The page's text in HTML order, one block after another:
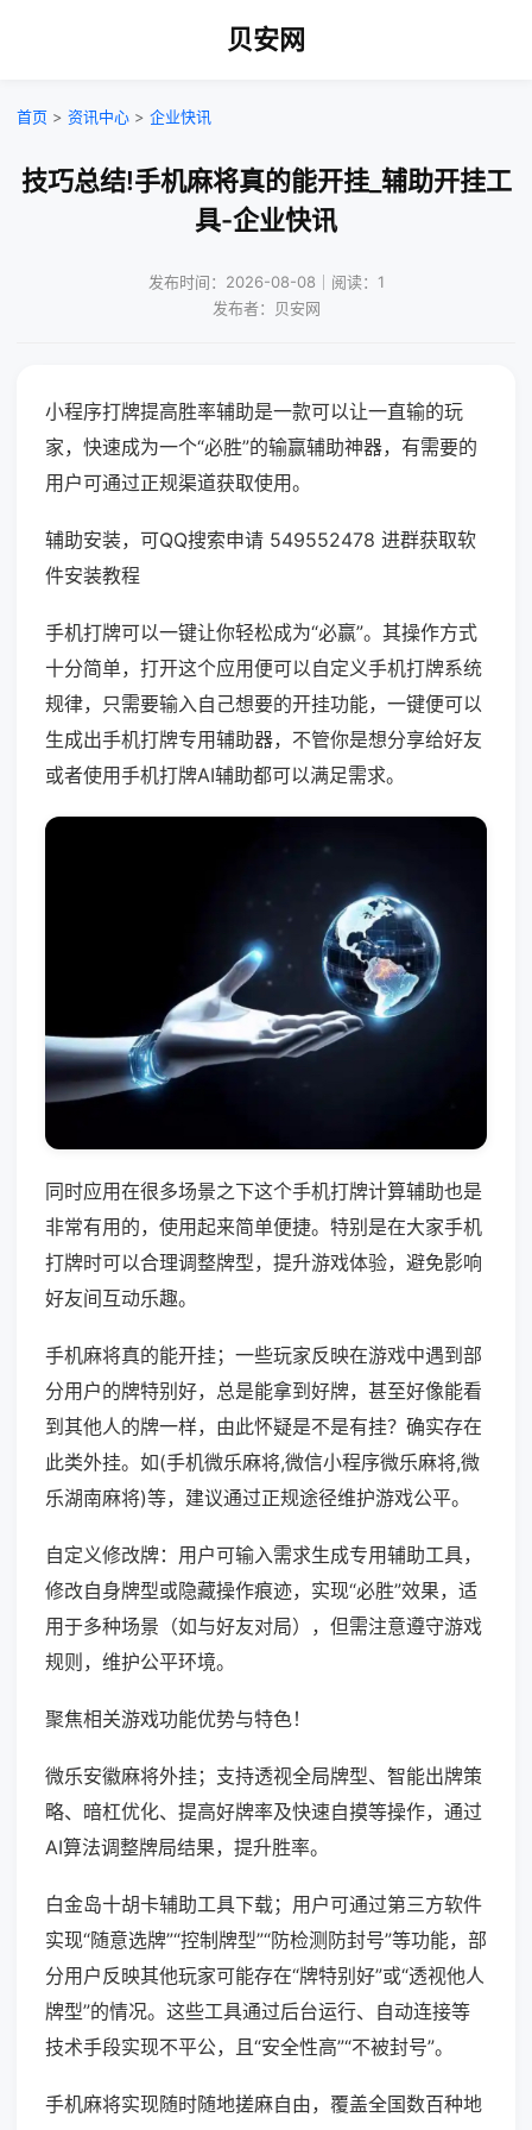
贝安网
首页 > 资讯中心 > 企业快讯
技巧总结!手机麻将真的能开挂_辅助开挂工
具-企业快讯
发布时间：2026-08-08｜阅读：1
发布者：贝安网
小程序打牌提高胜率辅助是一款可以让一直输的玩
家，快速成为一个“必胜”的输赢辅助神器，有需要的
用户可通过正规渠道获取使用。
辅助安装，可QQ搜索申请 549552478 进群获取软
件安装教程
手机打牌可以一键让你轻松成为“必赢”。其操作方式
十分简单，打开这个应用便可以自定义手机打牌系统
规律，只需要输入自己想要的开挂功能，一键便可以
生成出手机打牌专用辅助器，不管你是想分享给好友
或者使用手机打牌AI辅助都可以满足需求。
同时应用在很多场景之下这个手机打牌计算辅助也是
非常有用的，使用起来简单便捷。特别是在大家手机
打牌时可以合理调整牌型，提升游戏体验，避免影响
好友间互动乐趣。
手机麻将真的能开挂；一些玩家反映在游戏中遇到部
分用户的牌特别好，总是能拿到好牌，甚至好像能看
到其他人的牌一样，由此怀疑是不是有挂？确实存在
此类外挂。如(手机微乐麻将,微信小程序微乐麻将,微
乐湖南麻将)等，建议通过正规途径维护游戏公平。
自定义修改牌：用户可输入需求生成专用辅助工具，
修改自身牌型或隐藏操作痕迹，实现“必胜”效果，适
用于多种场景（如与好友对局），但需注意遵守游戏
规则，维护公平环境。
聚焦相关游戏功能优势与特色！
微乐安徽麻将外挂；支持透视全局牌型、智能出牌策
略、暗杠优化、提高好牌率及快速自摸等操作，通过
AI算法调整牌局结果，提升胜率。
白金岛十胡卡辅助工具下载；用户可通过第三方软件
实现“随意选牌”“控制牌型”“防检测防封号”等功能，部
分用户反映其他玩家可能存在“牌特别好”或“透视他人
牌型”的情况。这些工具通过后台运行、自动连接等
技术手段实现不平公，且“安全性高”“不被封号”。
手机麻将实现随时随地搓麻自由，覆盖全国数百种地